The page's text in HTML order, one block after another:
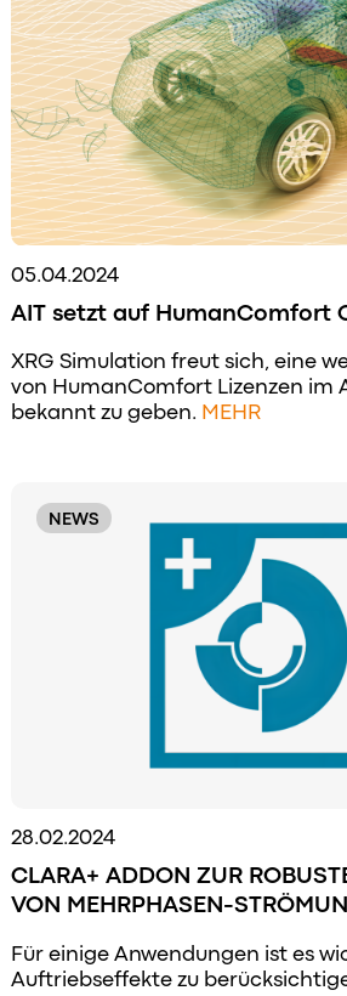
05.04.2024
AIT setzt auf HumanComfort
XRG Simulation freut sich, eine
von HumanComfort Lizenzen im
bekannt zu geben. MEHR
NEWS
28.02.2024
CLARA+ ADDON ZUR
VON MEHRPHASEN-
Für einige Anwendungen ist es
Auftriebseffekte zu